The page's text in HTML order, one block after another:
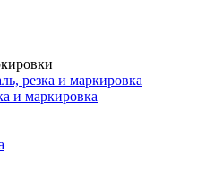
резка и маркировка
и маркировка